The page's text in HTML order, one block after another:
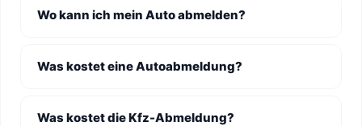
Wo kann ich mein Auto abmelden?
Was kostet eine Autoabmeldung?
Was kostet die Kfz-Abmeldung?